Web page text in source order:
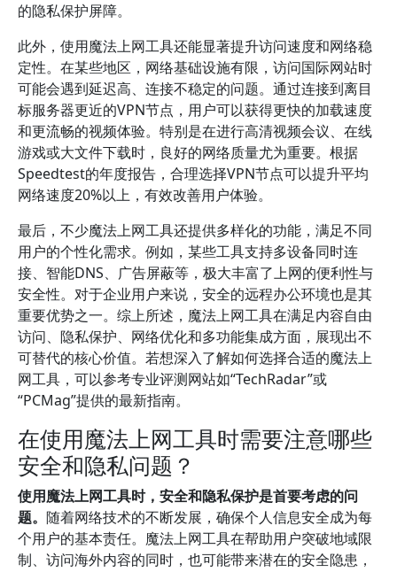
的隐私保护屏障。
此外，使用魔法上网工具还能显著提升访问速度和网络稳
定性。在某些地区，网络基础设施有限，访问国际网站时
可能会遇到延迟高、连接不稳定的问题。通过连接到离目
标服务器更近的VPN节点，用户可以获得更快的加载速度
和更流畅的视频体验。特别是在进行高清视频会议、在线
游戏或大文件下载时，良好的网络质量尤为重要。根据
Speedtest的年度报告，合理选择VPN节点可以提升平均
网络速度20%以上，有效改善用户体验。
最后，不少魔法上网工具还提供多样化的功能，满足不同
用户的个性化需求。例如，某些工具支持多设备同时连
接、智能DNS、广告屏蔽等，极大丰富了上网的便利性与
安全性。对于企业用户来说，安全的远程办公环境也是其
重要优势之一。综上所述，魔法上网工具在满足内容自由
访问、隐私保护、网络优化和多功能集成方面，展现出不
可替代的核心价值。若想深入了解如何选择合适的魔法上
网工具，可以参考专业评测网站如“TechRadar”或
“PCMag”提供的最新指南。
在使用魔法上网工具时需要注意哪些
安全和隐私问题？
使用魔法上网工具时，安全和隐私保护是首要考虑的问
题。 随着网络技术的不断发展，确保个人信息安全成为每
个用户的基本责任。魔法上网工具在帮助用户突破地域限
制、访问海外内容的同时，也可能带来潜在的安全隐患，